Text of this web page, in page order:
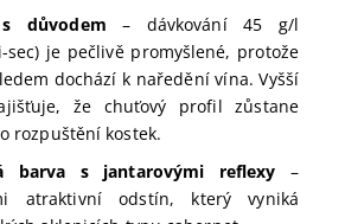
důvodem – dávkování 45 g/l
sec) je pečlivě promyšlené, protože
dochází k naředění vína. Vyšší
že chuťový profil zůstane
rozpuštění kostek.
barva s jantarovými reflexy –
atraktivní odstín, který vyniká